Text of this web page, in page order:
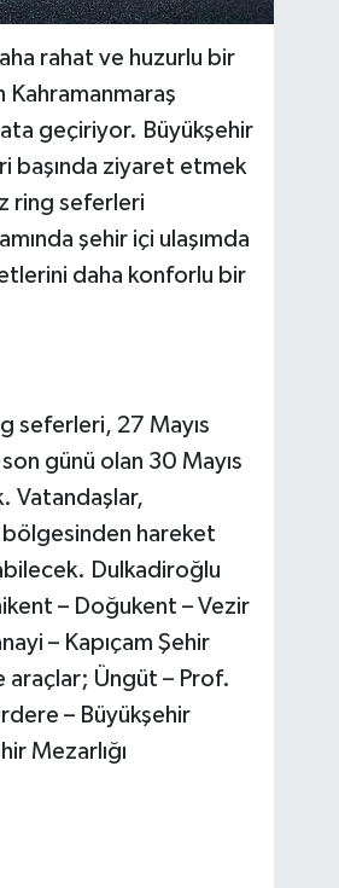
rahat ve huzurlu bir
Kahramanmaraş
geçiriyor. Büyükşehir
başında ziyaret etmek
ring seferleri
şehir içi ulaşımda
daha konforlu bir
seferleri, 27 Mayıs
günü olan 30 Mayıs
Vatandaşlar,
bölgesinden hareket
Dulkadiroğlu
– Doğukent – Vezir
– Kapıçam Şehir
araçlar; Üngüt – Prof.
– Büyükşehir
Mezarlığı